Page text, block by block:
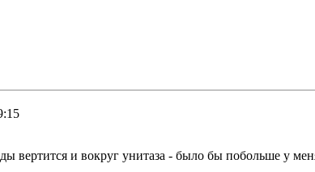
вертится и вокруг унитаза - было бы побольше у